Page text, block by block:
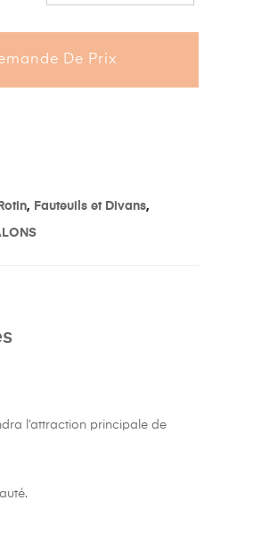
De Prix
, Fauteuils et Divans,
l’attraction principale de